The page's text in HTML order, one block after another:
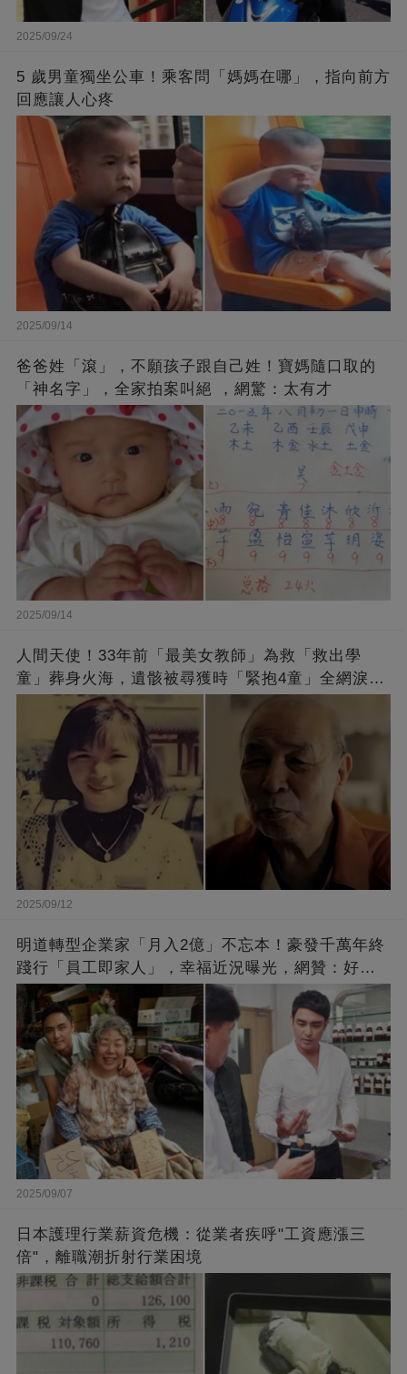
2025/09/24
5 歲男童獨坐公車！乘客問「媽媽在哪」，指向前方
回應讓人心疼
2025/09/14
爸爸姓「滾」，不願孩子跟自己姓！寶媽隨口取的
「神名字」，全家拍案叫絕 ，網驚：太有才
2025/09/14
人間天使！33年前「最美女教師」為救「救出學
童」葬身火海，遺骸被尋獲時「緊抱4童」全網淚
崩：真正的英雄不該被遺忘
2025/09/12
明道轉型企業家「月入2億」不忘本！豪發千萬年終
踐行「員工即家人」，幸福近況曝光，網贊：好老
闆的福報
2025/09/07
日本護理行業薪資危機：從業者疾呼"工資應漲三
倍"，離職潮折射行業困境